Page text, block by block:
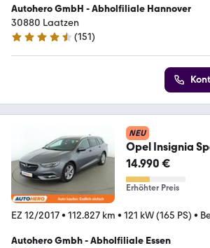
Autohero GmbH - Abholfiliale Hannover
30880 Laatzen
4.7 Sterne
(151)
NEU
Opel Insignia
SIDI Turbo
14.990 €
Erhöhter Preis
EZ 12/2017• 112.827 km • 121 kW (165 PS) •
Autohero Gmbh - Abholfiliale Essen